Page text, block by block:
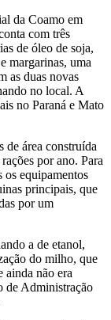
da Coamo em
com três
de óleo de soja,
margarinas, uma
as duas novas
no local. A
no Paraná e Mato
de área construída
por ano. Para
os equipamentos
principais, que
por um
a de etanol,
do milho, que
ainda não era
de Administração